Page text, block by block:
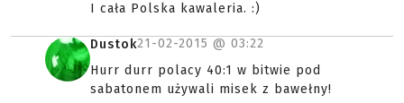
I cała Polska kawaleria. :)
Dustok21-02-2015 @ 03:22
Hurr durr polacy 40:1 w bitwie pod
sabatonem używali misek z bawełny!